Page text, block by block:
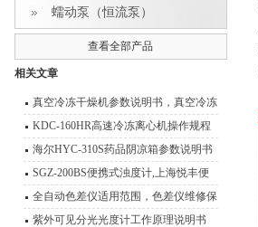
蠕动泵（恒流泵）
查看全部产品
相关文章
真空冷冻干燥机参数说明书，真空冷冻
干燥箱
KDC-160HR高速冷冻离心机操作规程
离心机使用与维护
海尔HYC-310S药品阴凉箱参数说明书
SGZ-200BS便携式浊度计,上海悦丰便
捷式浊度仪用途
全自动色差仪适用范围，色差仪维修保
养
紫外可见分光光度计工作原理说明书